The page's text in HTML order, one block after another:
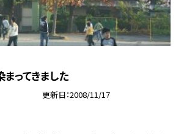
ってきました
更新日 2008/11/17